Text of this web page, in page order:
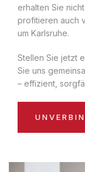
erhalten Sie
profitieren auch
um Karlsruhe.
Stellen Sie jetzt
Sie uns
– effizient,